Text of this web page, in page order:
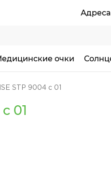
Адреса
очки
STP 9004 c 01
01